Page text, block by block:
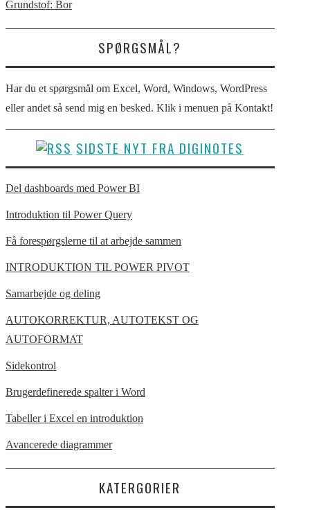
Grundstof: Bor
SPØRGSMÅL?
Har du et spørgsmål om Excel, Word, Windows, WordPress
eller andet så send mig en besked. Klik i menuen på Kontakt!
SIDSTE NYT FRA DIGINOTES
Del dashboards med Power BI
Introduktion til Power Query
Få forespørgslerne til at arbejde sammen
INTRODUKTION TIL POWER PIVOT
Samarbejde og deling
AUTOKORREKTUR, AUTOTEKST OG
AUTOFORMAT
Sidekontrol
Brugerdefinerede spalter i Word
Tabeller i Excel en introduktion
Avancerede diagrammer
KATERGORIER